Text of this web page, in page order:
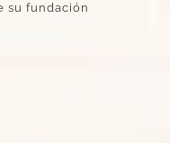
su fundación